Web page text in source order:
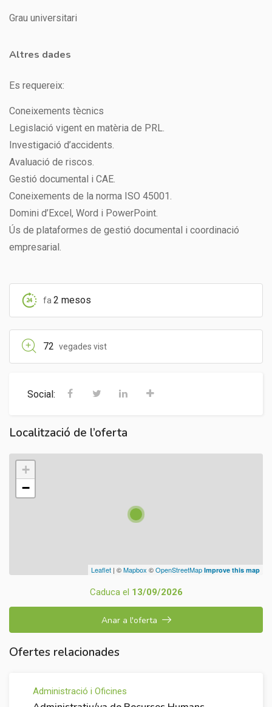
Grau universitari
Altres dades
Es requereix:
Coneixements tècnics
Legislació vigent en matèria de PRL.
Investigació d’accidents.
Avaluació de riscos.
Gestió documental i CAE.
Coneixements de la norma ISO 45001.
Domini d’Excel, Word i PowerPoint.
Ús de plataformes de gestió documental i coordinació
empresarial.
fa2 mesos
72 vegades vist
Social:
Localització de l’oferta
+
−
Leaflet | ©Mapbox ©OpenStreetMap Improve this map
Caduca el 13/09/2026
Anar a l'oferta
Ofertes relacionades
Administració i Oficines